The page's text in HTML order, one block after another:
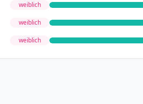
weiblich
weiblich
weiblich